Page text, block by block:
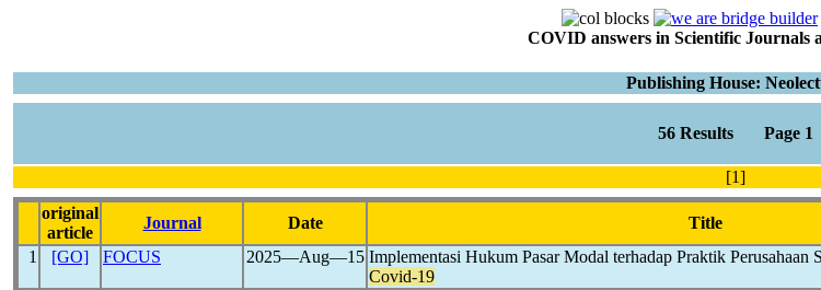
COVID answers in Scientific Journals
Publishing House:
56 Results Page 1
[1]
original
article
Journal Date Title
1
[GO] FOCUS 2025―Aug―15 Implementasi Hukum Pasar Modal terhadap Praktik Perusahaan
Covid-19